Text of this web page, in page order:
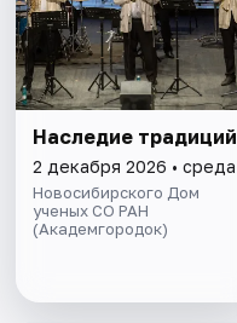
Наследие традиций
2 декабря 2026 • среда
Новосибирского Дом
ученых СО РАН
(Академгородок)